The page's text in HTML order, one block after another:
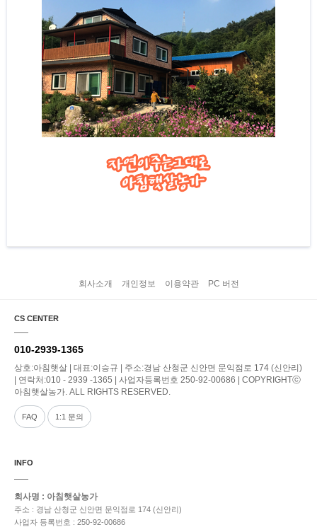
회사소개 개인정보 이용약관 PC 버전
CS CENTER
010-2939-1365
상호:아침햇살 | 대표:이승규 | 주소:경남 산청군 신안면 문익점로 174 (신안리)
| 연락처:010 - 2939 -1365 | 사업자등록번호 250-92-00686 | COPYRIGHTⓒ
아침햇살농가. ALL RIGHTS RESERVED.
FAQ 1:1 문의
INFO
회사명 : 아침햇살농가
주소 : 경남 산청군 신안면 문익점로 174 (신안리)
사업자 등록번호 : 250-92-00686